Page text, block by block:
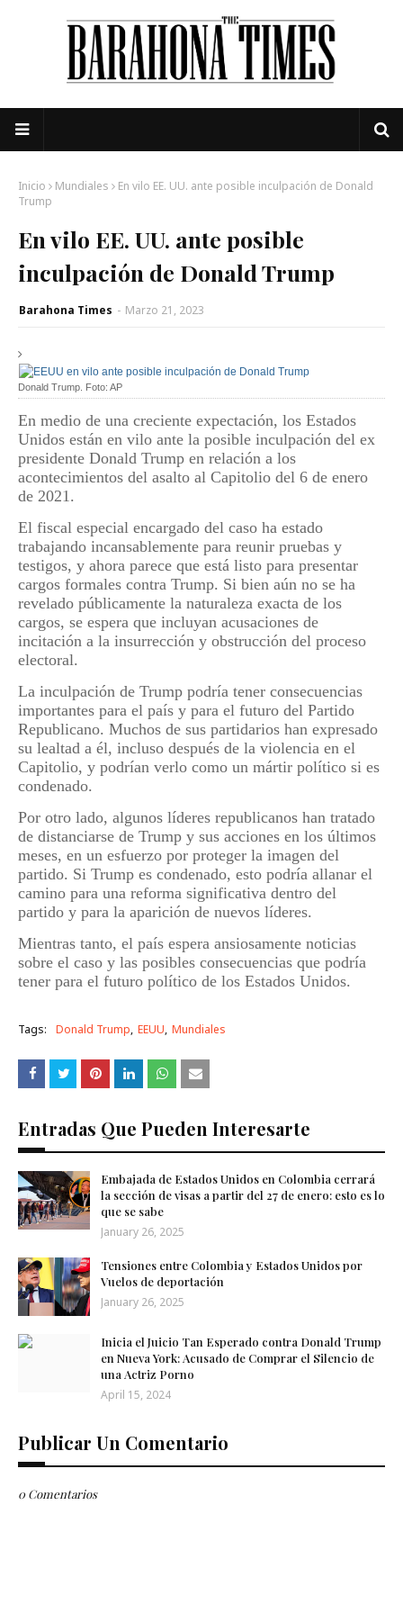
Inicio Mundiales
En vilo EE. UU. ante posible inculpación de Donald
Trump
En vilo EE. UU. ante posible
inculpación de Donald Trump
Barahona Times - Marzo 21, 2023
Donald Trump. Foto: AP
En medio de una creciente expectación, los Estados
Unidos están en vilo ante la posible inculpación del ex
presidente Donald Trump en relación a los
acontecimientos del asalto al Capitolio del 6 de enero
de 2021.
El fiscal especial encargado del caso ha estado
trabajando incansablemente para reunir pruebas y
testigos, y ahora parece que está listo para presentar
cargos formales contra Trump. Si bien aún no se ha
revelado públicamente la naturaleza exacta de los
cargos, se espera que incluyan acusaciones de
incitación a la insurrección y obstrucción del proceso
electoral.
La inculpación de Trump podría tener consecuencias
importantes para el país y para el futuro del Partido
Republicano. Muchos de sus partidarios han expresado
su lealtad a él, incluso después de la violencia en el
Capitolio, y podrían verlo como un mártir político si es
condenado.
Por otro lado, algunos líderes republicanos han tratado
de distanciarse de Trump y sus acciones en los últimos
meses, en un esfuerzo por proteger la imagen del
partido. Si Trump es condenado, esto podría allanar el
camino para una reforma significativa dentro del
partido y para la aparición de nuevos líderes.
Mientras tanto, el país espera ansiosamente noticias
sobre el caso y las posibles consecuencias que podría
tener para el futuro político de los Estados Unidos.
Tags: Donald Trump EEUU Mundiales
Entradas Que Pueden Interesarte
Embajada de Estados Unidos en Colombia cerrará
la sección de visas a partir del 27 de enero: esto es lo
que se sabe
January 26, 2025
Tensiones entre Colombia y Estados Unidos por
Vuelos de deportación
January 26, 2025
Inicia el Juicio Tan Esperado contra Donald Trump
en Nueva York: Acusado de Comprar el Silencio de
una Actriz Porno
April 15, 2024
Publicar Un Comentario
0 Comentarios